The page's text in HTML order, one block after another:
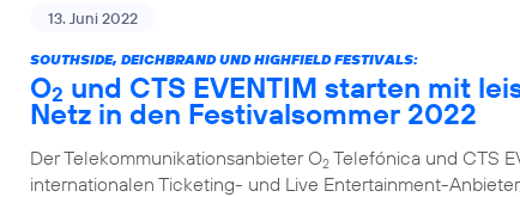
13. Juni 2022
SOUTHSIDE, DEICHBRAND UND HIGHFIELD FESTIVALS:
O2 und CTS EVENTIM starten mit
Netz in den Festivalsommer 2022
Der Telekommunikationsanbieter O2 Telefónica und CTS
internationalen Ticketing- und Live Entertainment-